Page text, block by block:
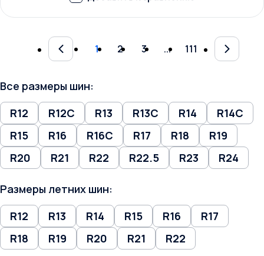
1 2 3 ... 111
Все размеры шин:
R12
R12C R13 R13C R14
R14C
R15
R16 R16C R17 R18
R19
R20
R21 R22 R22.5 R23 R24
Размеры летних шин:
R12
R13 R14 R15 R16
R17
R18
R19 R20 R21 R22